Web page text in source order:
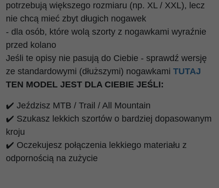
potrzebują większego rozmiaru (np. XL / XXL), lecz
nie chcą mieć zbyt długich nogawek
- dla osób, które wolą szorty z nogawkami wyraźnie
przed kolano
Jeśli te opisy nie pasują do Ciebie - sprawdź wersję
ze standardowymi (dłuższymi) nogawkami TUTAJ
TEN MODEL JEST DLA CIEBIE JEŚLI:
✔️ Jeździsz MTB / Trail / All Mountain
✔️ Szukasz lekkich szortów o bardziej dopasowanym
kroju
✔️ Oczekujesz połączenia lekkiego materiału z
odpornością na zużycie